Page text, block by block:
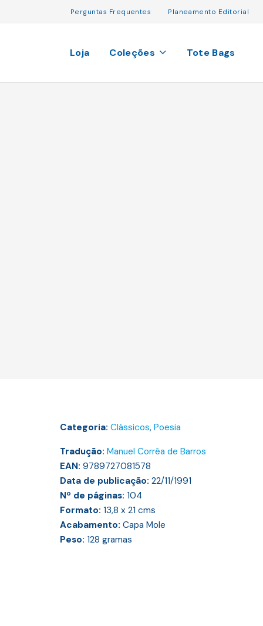
Perguntas Frequentes Planeamento Editorial
Loja Coleções Tote Bags
Categoria: Clássicos, Poesia
Tradução: Manuel Corrêa de Barros
EAN: 9789727081578
Data de publicação: 22/11/1991
Nº de páginas: 104
Formato: 13,8 x 21 cms
Acabamento: Capa Mole
Peso: 128 gramas